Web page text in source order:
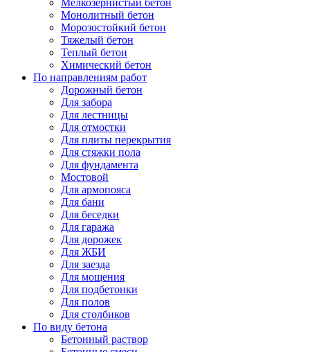
Мелкозернистый бетон
Монолитный бетон
Морозостойкий бетон
Тяжелый бетон
Теплый бетон
Химический бетон
По направлениям работ
Дорожный бетон
Для забора
Для лестницы
Для отмостки
Для плиты перекрытия
Для стяжки пола
Для фундамента
Мостовой
Для армопояса
Для бани
Для беседки
Для гаража
Для дорожек
Для ЖБИ
Для заезда
Для мощения
Для подбетонки
Для полов
Для столбиков
По виду бетона
Бетонный раствор